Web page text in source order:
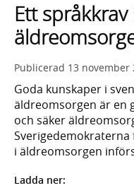
lista
med
sökförslag
Ett
Publicerad 13 november
Goda kunskaper i
äldreomsorgen är en
och säker
i äldreomsorgen
Ladda ner: